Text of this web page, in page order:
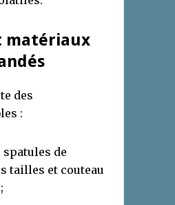
matériaux
des
:
de
tailles et couteau